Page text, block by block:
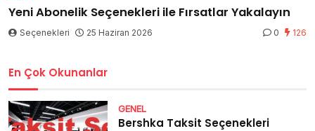
Yeni Abonelik Seçenekleri ile Fırsatlar Yakalayın
Seçenekleri 25 Haziran 2026 0 126
En Çok Okunanlar
GENEL
Bershka Taksit Seçenekleri